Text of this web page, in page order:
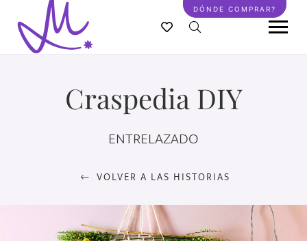
contenido
DÓNDE COMPRAR?
Craspedia DIY
ENTRELAZADO
VOLVER A LAS HISTORIAS